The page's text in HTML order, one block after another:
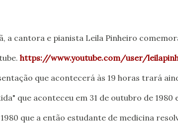
a cantora e pianista Leila Pinheiro
https://www.youtube.com/user/
que acontecerá às 19 horas trará
que aconteceu em 31 de outubro de
que a então estudante de medicina